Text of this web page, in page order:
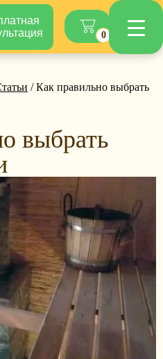
0
/ Как правильно выбрать
выбрать